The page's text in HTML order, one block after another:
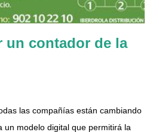
un contador de la
las compañías están cambiando
un modelo digital que permitirá la